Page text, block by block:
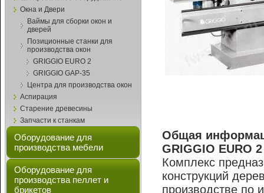
Окна и Двери
Ваймы для сборки окон и
дверей
Позиционные станки для
производства окон
GRIGGIO EURO 2
GRIGGIO GAP-35
Центра для производства окон
Аспирация
Старение древесины
Запчасти к станкам
Оборудование для
производства мебели
Оборудование для
производства пеллет и
брикетов
Общая
GRIGGIO EURO 2
Комплекс
конструкций
производстве по